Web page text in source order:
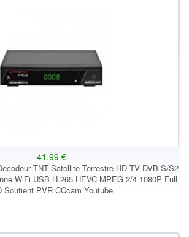
41.99 €
TNT Satellite Terrestre HD TV DVB-S/S2
WiFi USB H.265 HEVC MPEG 2/4 1080P Full
Soutient PVR CCcam Youtube